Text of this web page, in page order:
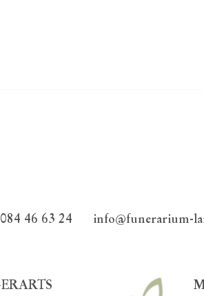
084 46 63 24 info@funerarium-